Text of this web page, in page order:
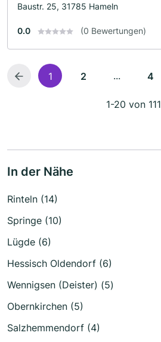
Baustr. 25, 31785 Hameln
0.0 (0 Bewertungen)
1 2 ... 4
1-20 von 111
In der Nähe
Rinteln (14)
Springe (10)
Lügde (6)
Hessisch Oldendorf (6)
Wennigsen (Deister) (5)
Obernkirchen (5)
Salzhemmendorf (4)